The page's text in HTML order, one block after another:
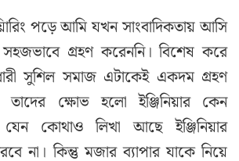
পড়ে আমি যখন সাংবাদিকতায় আসি
গ্রহণ করেননি। বিশেষ করে
সুশিল সমাজ এটাকেই একদম গ্রহণ
তাদের ক্ষোভ হলো ইঞ্জিনিয়ার কেন
যেন কোথাও লিখা আছে ইঞ্জিনিয়ার
না। কিন্তু মজার ব্যাপার যাকে নিয়ে